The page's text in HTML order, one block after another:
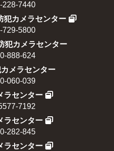
228-7440
犯カメラセンター
729-5800
犯カメラセンター
888-624
メラセンター
060-039
ラセンター
7192
ラセンター
282-845
ラセンター